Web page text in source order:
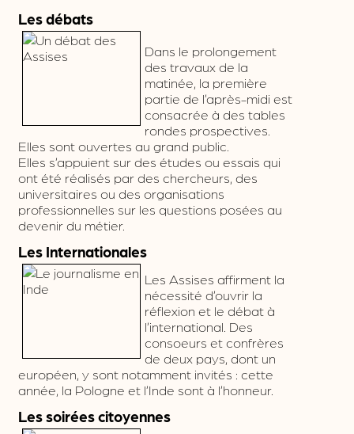
Les débats
Dans le prolongement
des travaux de la
matinée, la première
partie de l’après-midi est
consacrée à des tables
rondes prospectives.
Elles sont ouvertes au grand public.
Elles s’appuient sur des études ou essais qui
ont été réalisés par des chercheurs, des
universitaires ou des organisations
professionnelles sur les questions posées au
devenir du métier.
Les Internationales
Les Assises affirment la
nécessité d’ouvrir la
réflexion et le débat à
l’international. Des
consoeurs et confrères
de deux pays, dont un
européen, y sont notamment invités : cette
année, la Pologne et l’Inde sont à l’honneur.
Les soirées citoyennes